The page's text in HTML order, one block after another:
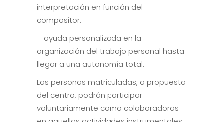
interpretación en función del
compositor.
– ayuda personalizada en la
organización del trabajo personal hasta
llegar a una autonomía total.
Las personas matriculadas, a propuesta
del centro, podrán participar
voluntariamente como colaboradoras